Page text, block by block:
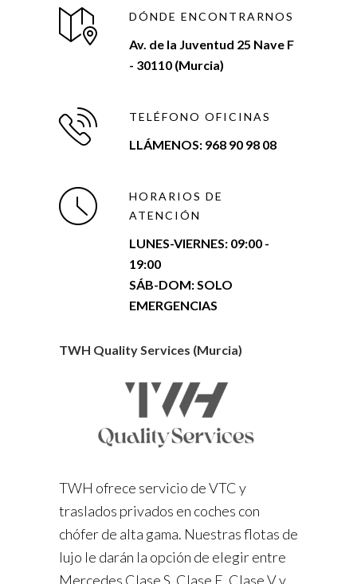
DÓNDE ENCONTRARNOS
Av. de la Juventud 25 Nave F
- 30110 (Murcia)
TELÉFONO OFICINAS
LLÁMENOS: 968 90 98 08
HORARIOS DE
ATENCIÓN
LUNES-VIERNES: 09:00 -
19:00
SÁB-DOM: SOLO
EMERGENCIAS
TWH Quality Services (Murcia)
TWH ofrece servicio de VTC y
traslados privados en coches con
chófer de alta gama. Nuestras flotas de
lujo le darán la opción de elegir entre
Mercedes Clase S, Clase E, Clase V y